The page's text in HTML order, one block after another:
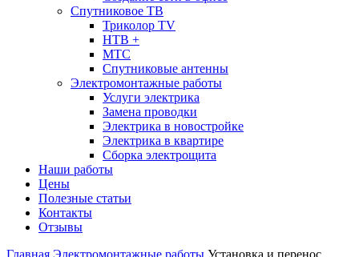
Спутниковое ТВ
Триколор TV
НТВ +
МТС
Спутниковые антенны
Электромонтажные работы
Услуги электрика
Замена проводки
Электрика в новостройке
Электрика в квартире
Сборка электрощита
Наши работы
Цены
Полезные статьи
Контакты
Отзывы
Главная Электромонтажные работы Установка и перенос